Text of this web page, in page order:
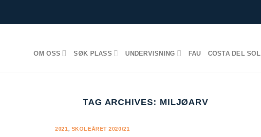
OM OSS SØK PLASS UNDERVISNING FAU COSTA DEL SOL
TAG ARCHIVES: MILJØARV
2021, SKOLEÅRET 2020/21